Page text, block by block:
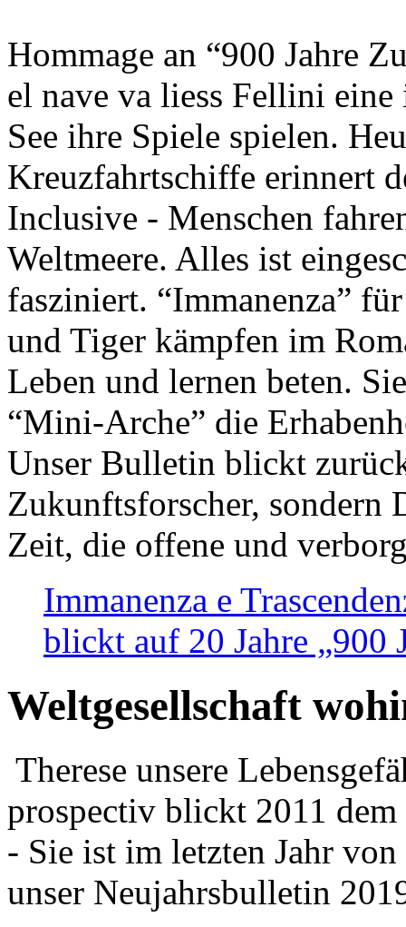
Hommage an “900 Jahre
el nave va liess Fellini
See ihre Spiele spielen.
Kreuzfahrtschiffe erinnert
Inclusive - Menschen
Weltmeere. Alles ist
fasziniert. “Immanenza”
und Tiger kämpfen im
Leben und lernen beten.
“Mini-Arche” die
Unser Bulletin blickt
Zukunftsforscher, sondern
Zeit, die offene und
Immanenza e
blickt auf 20 Jahre „900
Weltgesellschaft
Therese unsere
prospectiv blickt 2011
- Sie ist im letzten Jahr
unser Neujahrsbulletin